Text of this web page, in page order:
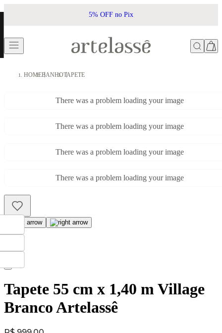
5% OFF no Pix
HOMEBANHOTAPETE
There was a problem loading your image
There was a problem loading your image
There was a problem loading your image
There was a problem loading your image
Tapete 55 cm x 1,40 m Village
Branco Artelassê